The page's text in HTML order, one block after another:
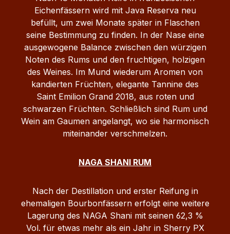
Eichenfässern wird mit Java Reserva neu
befüllt, um zwei Monate später in Flaschen
seine Bestimmung zu finden. In der Nase eine
ausgewogene Balance zwischen den würzigen
Noten des Rums und den fruchtigen, holzigen
des Weines. Im Mund wiederum Aromen von
kandierten Früchten, elegante Tannine des
Saint Emilion Grand 2018, aus roten und
schwarzen Früchten. Schließlich sind Rum und
Wein am Gaumen angelangt, wo sie harmonisch
miteinander verschmelzen.
NAGA SHANI RUM
Nach der Destillation und erster Reifung in
ehemaligen Bourbonfässern erfolgt eine weitere
Lagerung des NAGA Shani mit seinen 62,3 %
Vol. für etwas mehr als ein Jahr in Sherry PX